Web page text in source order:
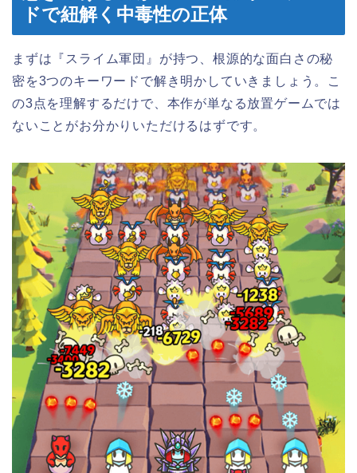
ドで紐解く中毒性の正体
まずは『スライム軍団』が持つ、根源的な面白さの秘
密を3つのキーワードで解き明かしていきましょう。こ
の3点を理解するだけで、本作が単なる放置ゲームでは
ないことがお分かりいただけるはずです。